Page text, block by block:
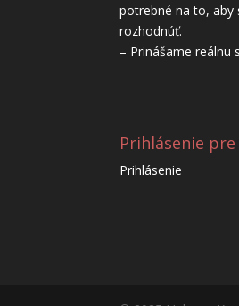
potrebné na to, aby
rozhodnúť.
– Prinášame reálnu
Prihlásenie
Prihlásenie